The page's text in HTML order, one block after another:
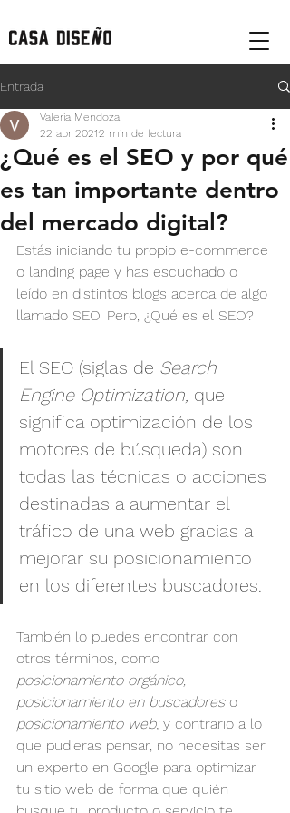
Entrada
¿Qué es el SEO y por qué
es tan importante dentro
del mercado digital?
Valeria Mendoza
22 abr 20212 min de lectura
Estás iniciando tu propio e-commerce
o landing page y has escuchado o
leído en distintos blogs acerca de algo
llamado SEO. Pero, ¿Qué es el SEO?
El SEO (siglas de Search
Engine Optimization, que
significa optimización de los
motores de búsqueda) son
todas las técnicas o acciones
destinadas a aumentar el
tráfico de una web gracias a
mejorar su posicionamiento
en los diferentes buscadores.
También lo puedes encontrar con
otros términos, como
posicionamiento orgánico,
posicionamiento en buscadores o
posicionamiento web; y contrario a lo
que pudieras pensar, no necesitas ser
un experto en Google para optimizar
tu sitio web de forma que quién